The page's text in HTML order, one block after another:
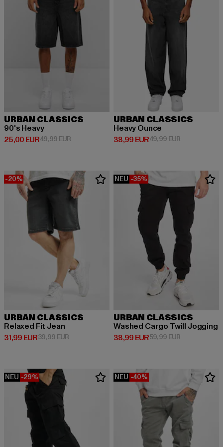
URBAN CLASSICS
90's Heavy
25,00 EUR
Derzeitiger Preis: 25,00 EUR
49,99 EURAktionspreis: 49,99 EUR
URBAN CLASSICS
Heavy Ounce
38,99 EUR
Derzeitiger Preis: 38,99 EUR
49,99 EURAktionspreis:
-20%
URBAN CLASSICS
Relaxed Fit Jean
31,99 EUR
Derzeitiger Preis: 31,99 EUR
39,99 EURAktionspreis: 39,99 EUR
NEU -35%
URBAN CLASSICS
Washed Cargo Twill Jogging
38,99 EUR
Derzeitiger Preis: 38,99 EUR
59,99 EURAktionspreis:
NEU -29% NEU -40%